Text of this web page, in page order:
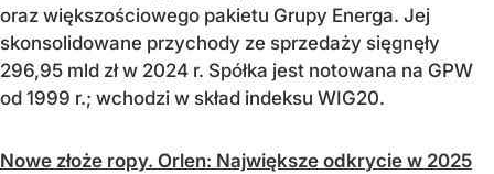
oraz większościowego pakietu Grupy Energa. Jej
skonsolidowane przychody ze sprzedaży sięgnęły
296,95 mld zł w 2024 r. Spółka jest notowana na GPW
od 1999 r.; wchodzi w skład indeksu WIG20.
Nowe złoże ropy. Orlen: Największe odkrycie w 2025